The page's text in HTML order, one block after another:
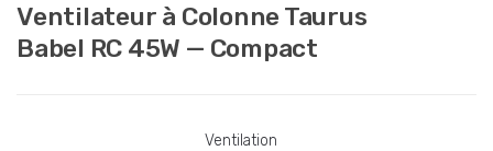
Ventilateur à Colonne Taurus
Babel RC 45W — Compact
Ventilation